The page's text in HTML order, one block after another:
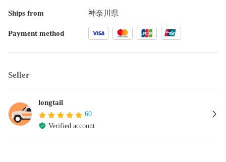
Ships from 神奈川県
Payment method
Seller
longtail
60
Verified account